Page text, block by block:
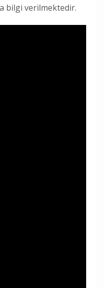
bilgi verilmektedir.